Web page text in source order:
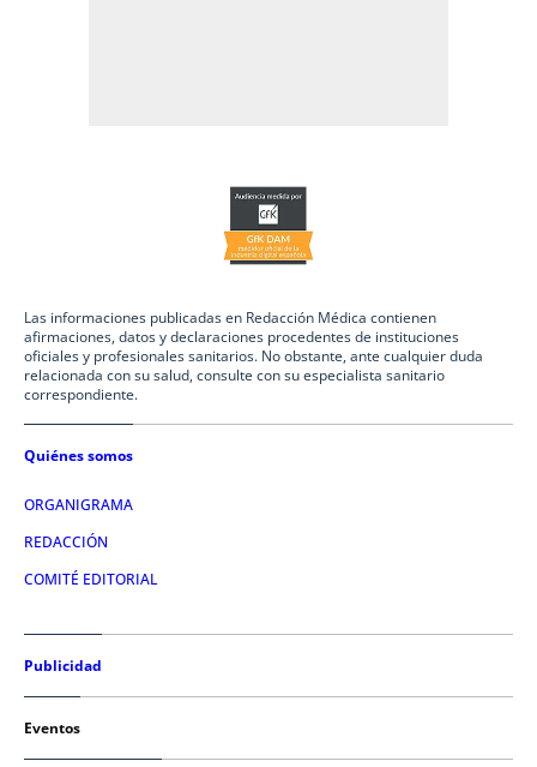
Las informaciones publicadas en Redacción Médica contienen
afirmaciones, datos y declaraciones procedentes de instituciones
oficiales y profesionales sanitarios. No obstante, ante cualquier duda
relacionada con su salud, consulte con su especialista sanitario
correspondiente.
Quiénes somos
ORGANIGRAMA
REDACCIÓN
COMITÉ EDITORIAL
Publicidad
Eventos